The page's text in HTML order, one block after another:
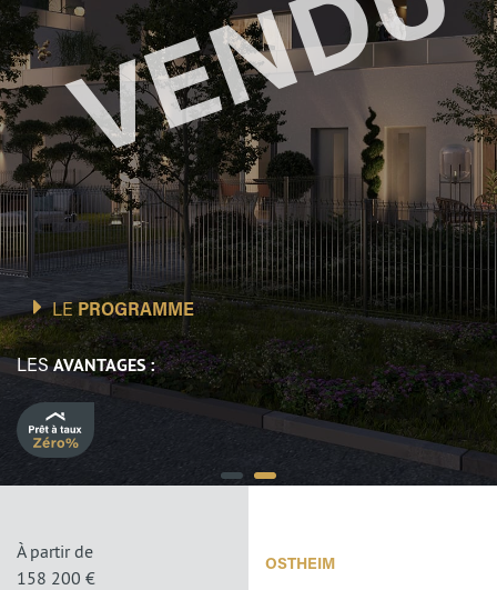
LE PROGRAMME
LESAVANTAGES :
À partir de
158 200 €
OSTHEIM